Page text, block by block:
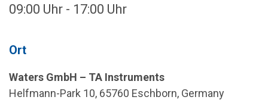
09:00 Uhr - 17:00 Uhr
Ort
Waters GmbH – TA Instruments
Helfmann-Park 10, 65760 Eschborn, Germany